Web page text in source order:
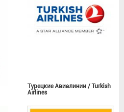
Турецкие Авиалинии / Turkish
Airlines